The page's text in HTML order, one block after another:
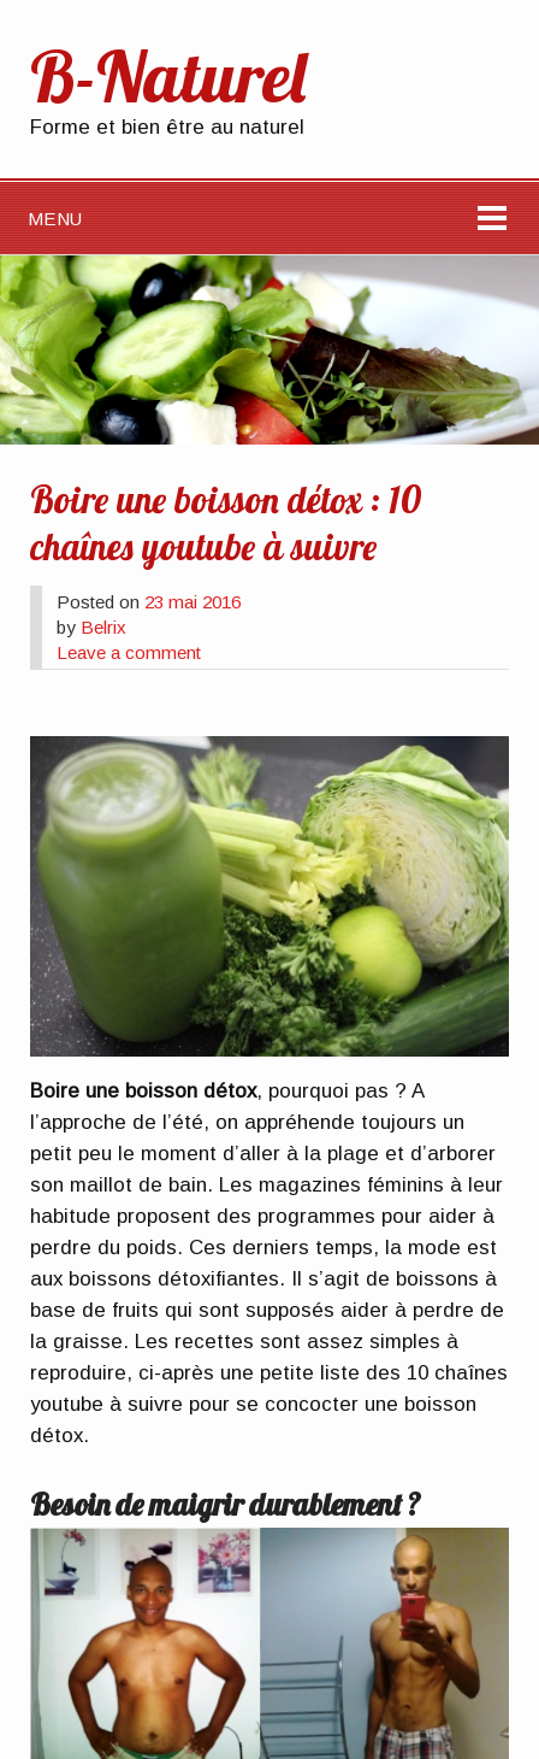
B-Naturel
Forme et bien être au naturel
MENU
Boire une boisson détox : 10
chaînes youtube à suivre
Posted on 23 mai 2016
by Belrix
Leave a comment
Boire une boisson détox, pourquoi pas ? A
l’approche de l’été, on appréhende toujours un
petit peu le moment d’aller à la plage et d’arborer
son maillot de bain. Les magazines féminins à leur
habitude proposent des programmes pour aider à
perdre du poids. Ces derniers temps, la mode est
aux boissons détoxifiantes. Il s’agit de boissons à
base de fruits qui sont supposés aider à perdre de
la graisse. Les recettes sont assez simples à
reproduire, ci-après une petite liste des 10 chaînes
youtube à suivre pour se concocter une boisson
détox.
Besoin de maigrir durablement ?